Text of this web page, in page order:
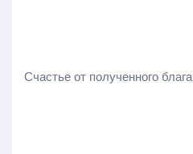
Счастье от полученного блага